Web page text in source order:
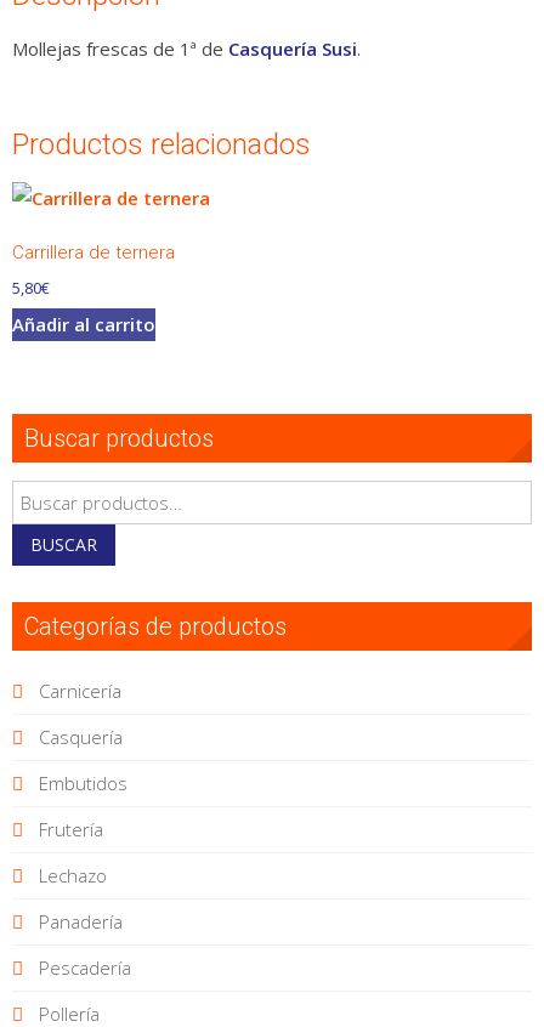
Mollejas frescas de 1ª de Casquería Susi.
Productos relacionados
Carrillera de ternera
5,80€
Añadir al carrito
Buscar productos
Buscar
por:
BUSCAR
Categorías de productos
Carnicería
Casquería
Embutidos
Frutería
Lechazo
Panadería
Pescadería
Pollería